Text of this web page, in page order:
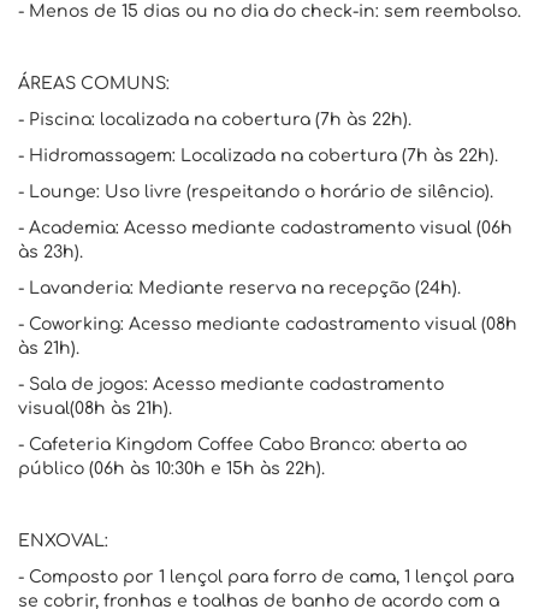
- Menos de 15 dias ou no dia do check-in: sem reembolso.
ÁREAS COMUNS:
- Piscina: localizada na cobertura (7h às 22h).
- Hidromassagem: Localizada na cobertura (7h às 22h).
- Lounge: Uso livre (respeitando o horário de silêncio).
- Academia: Acesso mediante cadastramento visual (06h
às 23h).
- Lavanderia: Mediante reserva na recepção (24h).
- Coworking: Acesso mediante cadastramento visual (08h
às 21h).
- Sala de jogos: Acesso mediante cadastramento
visual(08h às 21h).
- Cafeteria Kingdom Coffee Cabo Branco: aberta ao
público (06h às 10:30h e 15h às 22h).
ENXOVAL:
- Composto por 1 lençol para forro de cama, 1 lençol para
se cobrir, fronhas e toalhas de banho de acordo com a